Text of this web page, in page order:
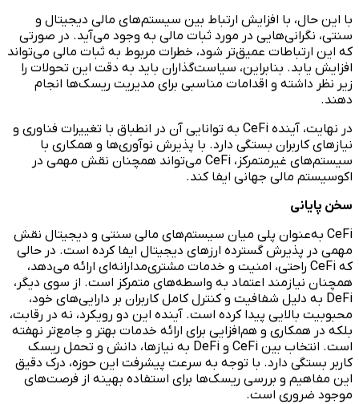
با این حال، با افزایش ارتباط بین سیستم‌های مالی دیجیتال و
سنتی، نگرانی‌هایی در مورد ثبات مالی به وجود می‌آید. در صورتی
که این ارتباطات عمیق‌تر شود، خطرات مربوط به ثبات مالی می‌تواند
افزایش یابد. بنابراین، سیاست‌گذاران باید به دقت این تحولات را
زیر نظر داشته و اقدامات مناسبی برای مدیریت ریسک‌ها انجام
دهند.
در نهایت، آینده CeFi به توانایی آن در انطباق با تغییرات فناوری و
نیازهای کاربران بستگی دارد. با پذیرش نوآوری‌ها و همکاری با
سیستم‌های غیرمتمرکز، CeFi می‌تواند همچنان نقش مهمی در
اکوسیستم مالی جهانی ایفا کند.
سخن پایانی
CeFi به‌عنوان پلی میان سیستم‌های مالی سنتی و دیجیتال نقش
مهمی در پذیرش گسترده ارزهای دیجیتال ایفا کرده است. در حالی
که CeFi راحتی، امنیت و خدمات مشتری‌مدارانه‌ای ارائه می‌دهد،
همچنان نیازمند اعتماد به واسطه‌های متمرکز است. از سوی دیگر،
DeFi به دلیل شفافیت و کنترل کامل کاربران بر دارایی‌های خود،
محبوبیت بالایی پیدا کرده است. آینده این دو رویکرد، نه در رقابت،
بلکه در همکاری و هم‌افزایی برای ارائه خدمات بهتر و جامع‌تر نهفته
است. انتخاب بین CeFi و DeFi به نیازها، دانش و تحمل ریسک
کاربر بستگی دارد. با توجه به سرعت پیشرفت این حوزه، درک دقیق
این مفاهیم و بررسی ریسک‌ها برای استفاده بهینه از فرصت‌های
موجود ضروری است.